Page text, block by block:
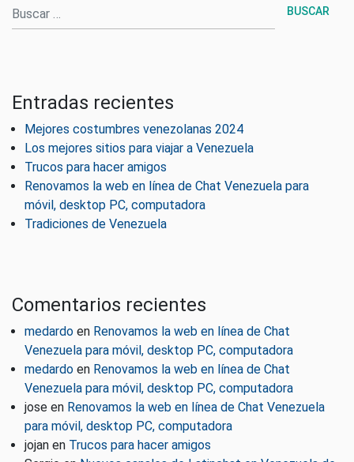
Entradas recientes
Mejores costumbres venezolanas 2024
Los mejores sitios para viajar a Venezuela
Trucos para hacer amigos
Renovamos la web en línea de Chat Venezuela para
móvil, desktop PC, computadora
Tradiciones de Venezuela
Comentarios recientes
medardo en Renovamos la web en línea de Chat
Venezuela para móvil, desktop PC, computadora
medardo en Renovamos la web en línea de Chat
Venezuela para móvil, desktop PC, computadora
jose en Renovamos la web en línea de Chat Venezuela
para móvil, desktop PC, computadora
jojan en Trucos para hacer amigos